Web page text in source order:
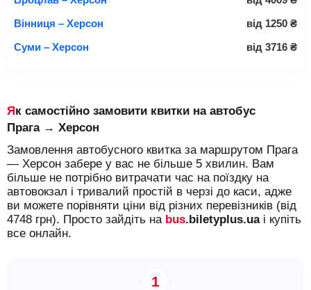
Вінниця – Херсон
від 1250 ₴
Суми – Херсон
від 3716 ₴
Як самостійно замовити квитки на автобус
Прага → Херсон
Замовлення автобусного квитка за маршрутом Прага
— Херсон забере у вас не більше 5 хвилин. Вам
більше не потрібно витрачати час на поїздку на
автовокзал і тривалий простій в черзі до каси, адже
ви можете порівняти ціни від різних перевізників (від
4748 грн). Просто зайдіть на bus.biletyplus.uaі купіть
все онлайн.